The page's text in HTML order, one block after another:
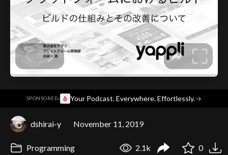
SPONSORED· Your Podcast. Everywhere. Effortlessly.→
dshirai-y November 11, 2019
Programming 2.1k 0